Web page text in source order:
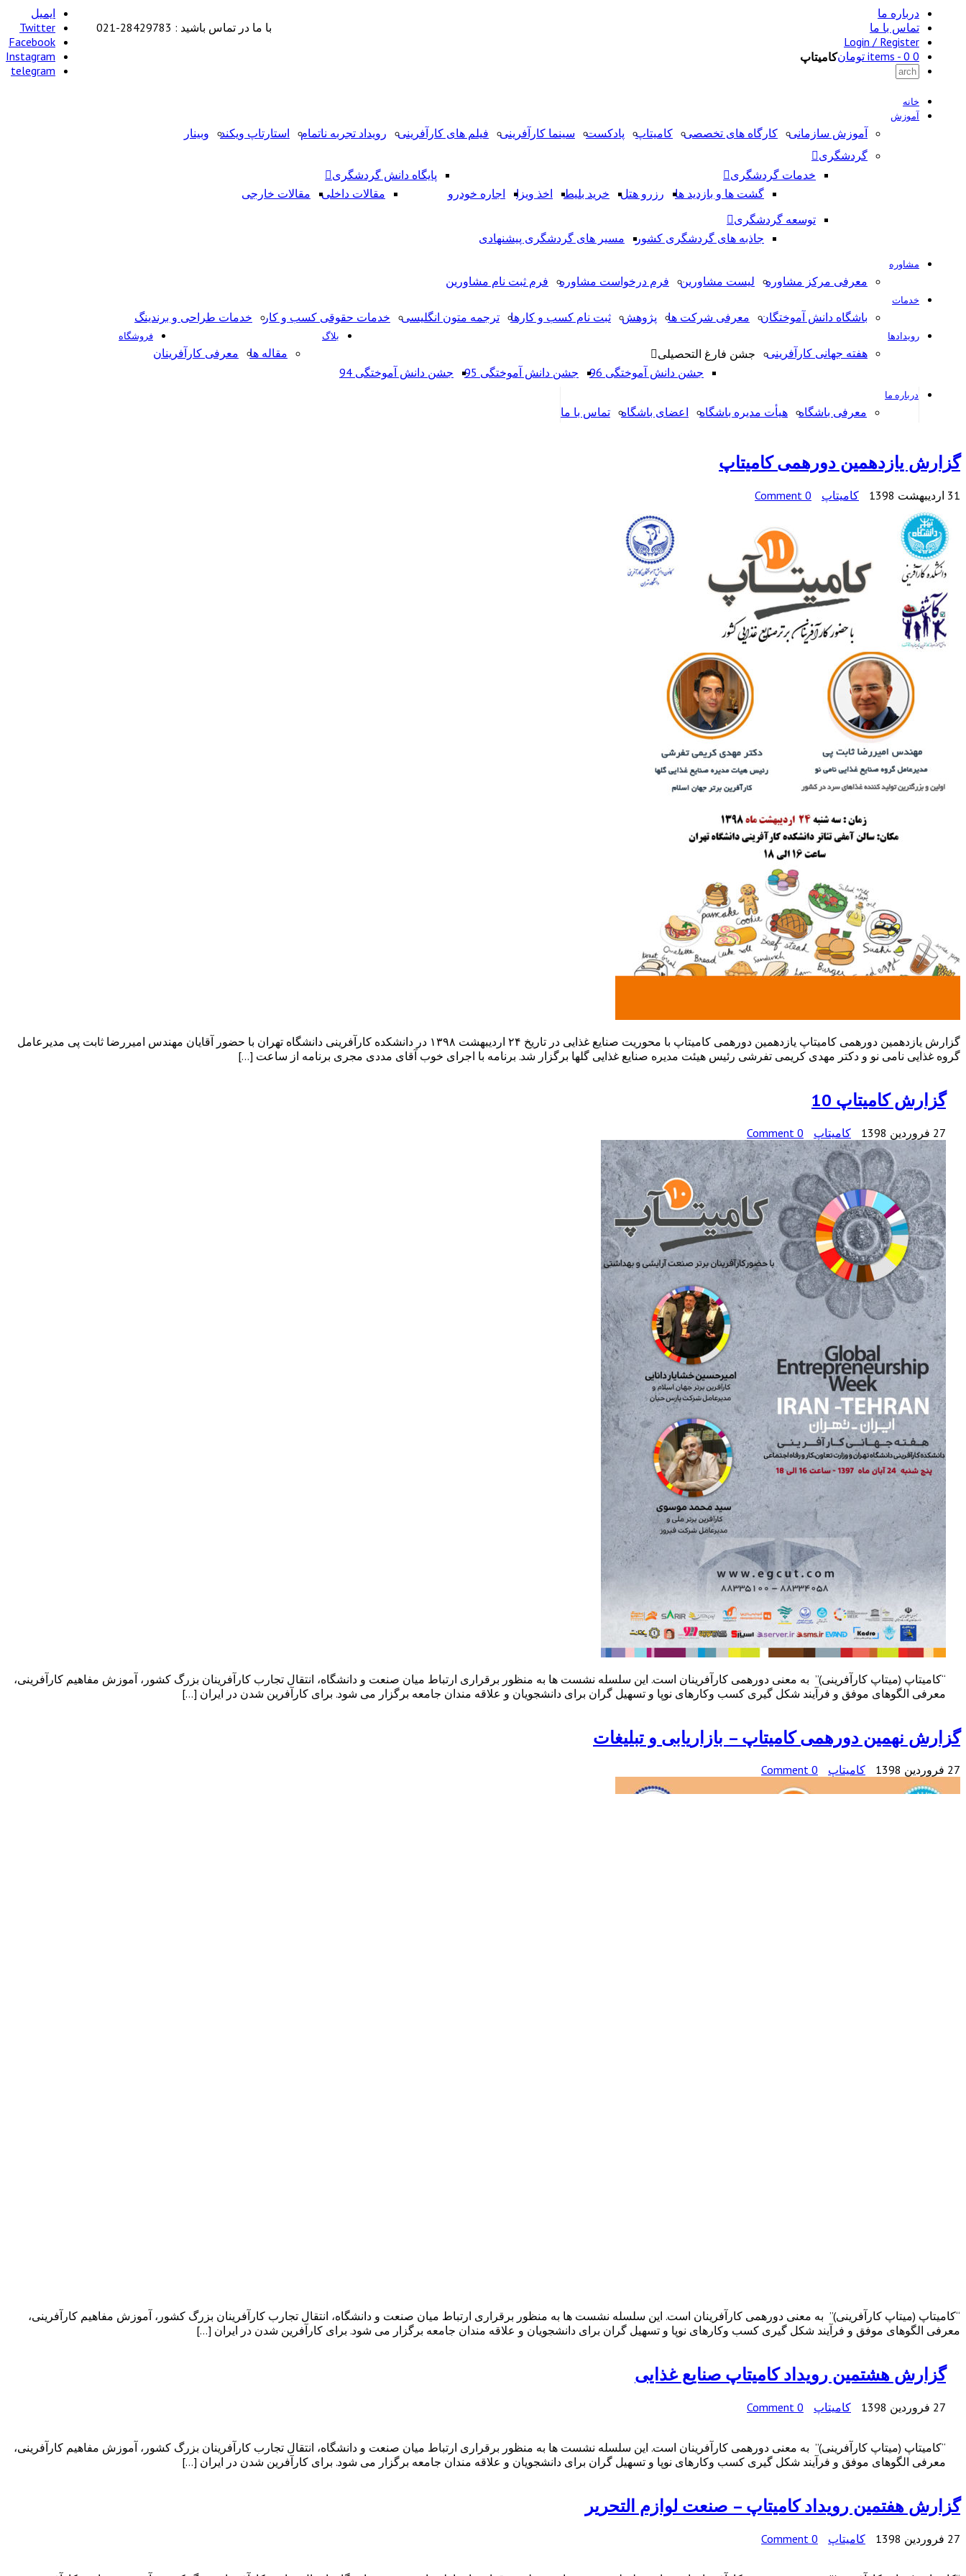
درباره ما
تماس با ما
Login / Register
0 items -
0 تومان
ایمیل
Twitter
Facebook
Instagram
telegram
با ما در تماس باشید : 28429783-021
خانه
آموزش
آموزش سازمانی کارگاه های تخصصی کامیتاپ پادکست سینما کارآفرینی فیلم های کارآفرینی رویداد تجربه ناتمام استارتاپ ویکند
وبینار
گردشگری
خدمات گردشگری
گشت ها و بازدید ها
رزرو هتل خرید بلیط اخذ ویزا اجاره خودرو
پایگاه دانش گردشگری
مقالات داخلی
مقالات خارجی
توسعه گردشگری
جاذبه های گردشگری کشور
مسیر های گردشگری پیشنهادی
مشاوره
معرفی مرکز مشاوره لیست مشاورین فرم درخواست مشاوره فرم ثبت نام مشاورین
خدمات
باشگاه دانش آموختگان معرفی شرکت ها پژوهش ثبت نام کسب و کارها ترجمه متون انگلیسی خدمات حقوقی کسب و کار خدمات طراحی و برندینگ
رویدادها
هفته جهانی کارآفرینی
جشن فارغ التحصیلی
جشن دانش آموختگی 96
جشن دانش آموختگی 95 جشن دانش آموختگی 94
بلاگ
مقاله ها معرفی کارآفرینان
فروشگاه
درباره ما
معرفی باشگاه هیأت مدیره باشگاه اعضای باشگاه تماس با ما
کامیتاپ
گزارش یازدهمین دورهمی کامیتاپ
31 اردیبهشت 1398 کامیتاپ 0 Comment
گزارش یازدهمین دورهمی کامیتاپ یازدهمین دورهمی کامیتاپ با محوریت صنایع غذایی در تاریخ ۲۴ اردیبهشت ۱۳۹۸ در دانشکده کارآفرینی دانشگاه تهران با حضور آقایان مهندس امیررضا ثابت پی مدیرعامل
گروه غذایی نامی نو و دکتر مهدی کریمی تفرشی رئیس هیئت مدیره صنایع غذایی گلها برگزار شد. برنامه با اجرای خوب آقای مددی مجری برنامه از ساعت […]
گزارش کامیتاپ 10
27 فروردین 1398 کامیتاپ 0 Comment
“کامیتاپ (میتاپ کارآفرینی)” به معنی دورهمی کارآفرینان است. این سلسله نشست ها به منظور برقراری ارتباط میان صنعت و دانشگاه، انتقال تجارب کارآفرینان بزرگ کشور، آموزش مفاهیم کارآفرینی،
معرفی الگوهای موفق و فرآیند شکل گیری کسب وکارهای نوپا و تسهیل گران برای دانشجویان و علاقه مندان جامعه برگزار می شود. برای کارآفرین شدن در ایران […]
گزارش نهمین دورهمی کامیتاپ – بازاریابی و تبلیغات
27 فروردین 1398 کامیتاپ 0 Comment
“کامیتاپ (میتاپ کارآفرینی)” به معنی دورهمی کارآفرینان است. این سلسله نشست ها به منظور برقراری ارتباط میان صنعت و دانشگاه، انتقال تجارب کارآفرینان بزرگ کشور، آموزش مفاهیم کارآفرینی،
معرفی الگوهای موفق و فرآیند شکل گیری کسب وکارهای نوپا و تسهیل گران برای دانشجویان و علاقه مندان جامعه برگزار می شود. برای کارآفرین شدن در ایران […]
گزارش هشتمین رویداد کامیتاپ صنایع غذایی
27 فروردین 1398 کامیتاپ 0 Comment
“کامیتاپ (میتاپ کارآفرینی)” به معنی دورهمی کارآفرینان است. این سلسله نشست ها به منظور برقراری ارتباط میان صنعت و دانشگاه، انتقال تجارب کارآفرینان بزرگ کشور، آموزش مفاهیم کارآفرینی،
معرفی الگوهای موفق و فرآیند شکل گیری کسب وکارهای نوپا و تسهیل گران برای دانشجویان و علاقه مندان جامعه برگزار می شود. برای کارآفرین شدن در ایران […]
گزارش هفتمین رویداد کامیتاپ – صنعت لوازم التحریر
27 فروردین 1398 کامیتاپ 0 Comment